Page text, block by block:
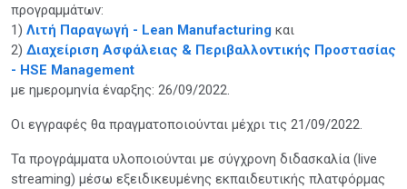
προγραμμάτων:
1) Λιτή Παραγωγή - Lean Manufacturing και
2) Διαχείριση Ασφάλειας & Περιβαλλοντικής Προστασίας
- HSE Management
με ημερομηνία έναρξης: 26/09/2022.
Οι εγγραφές θα πραγματοποιούνται μέχρι τις 21/09/2022.
Τα προγράμματα υλοποιούνται με σύγχρονη διδασκαλία (live
streaming) μέσω εξειδικευμένης εκπαιδευτικής πλατφόρμας